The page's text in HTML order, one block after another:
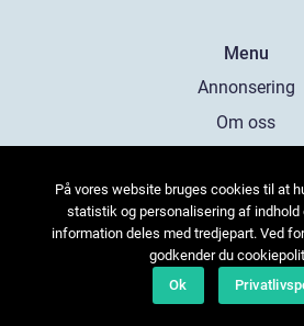
Menu
Annonsering
Om oss
Kontakta oss
Sitemap
På vores website bruges cookies til at
statistik og personalisering af indhold
information deles med tredjepart. Ved
godkender du
Ok